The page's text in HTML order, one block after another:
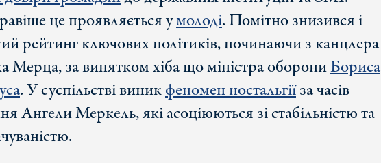
це проявляється умолоді. Помітно знизився і
рейтинг ключових політиків, починаючи з канцлера
Мерца, за винятком хіба що міністра оборониБориса
. У суспільстві виникфеномен ностальгіїза часів
Ангели Меркель, які асоціюються зі стабільністю та